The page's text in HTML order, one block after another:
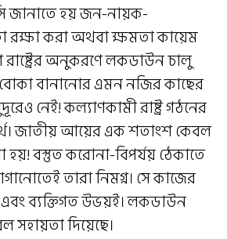
জানাতে হয় জন-নায়ক-
রক্ষা করা অথবা ক্ষমতা কায়েম
রাষ্ট্রের অনুকরণে লকডাউন চালু
বানানোর এমন নজির কাছের
নেই! কল্যাণকামী রাষ্ট্র গঠনের
জাতীয় আয়ের এক শতাংশ কেবল
হয়! বস্তুত করোনা-বিপর্যয় ঠেকাতে
তারা নিমগ্ন। সে কাজের
এবং ব্যক্তিগত উভয়ই। লকডাউন
সহায়তা দিয়েছে।